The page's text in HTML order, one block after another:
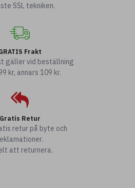
SSL tekniken.
Frakt
gäller vid beställning
kr, annars 109 kr.
Gratis Retur
retur på byte och
att returnera.